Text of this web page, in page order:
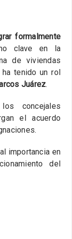
formalmente
clave en la
de viviendas
tenido un rol
Juárez.
concejales
el acuerdo
importancia en
del